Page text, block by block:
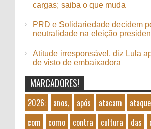
cargas; saiba o que muda
PRD e Solidariedade decidem
neutralidade na eleição
Atitude irresponsável, diz Lula
de visto de embaixadora
MARCADORES!
2026: anos, após atacam ataque
com
como contra cultura das